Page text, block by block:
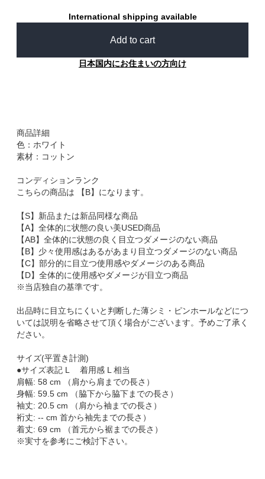
International shipping available
Add to cart
日本国内にお住まいの方向け
商品詳細
色：ホワイト
素材：コットン
コンディションランク
こちらの商品は 【B】になります。
【S】新品または新品同様な商品
【A】全体的に状態の良い美USED商品
【AB】全体的に状態の良く目立つダメージのない商品
【B】少々使用感はあるがあまり目立つダメージのない商品
【C】部分的に目立つ使用感やダメージのある商品
【D】全体的に使用感やダメージが目立つ商品
※当店独自の基準です。
出品時に目立ちにくいと判断した薄シミ・ピンホールなどにつ
いては説明を省略させて頂く場合がございます。予めご了承く
ださい。
サイズ(平置き計測)
●サイズ表記 L 着用感 L 相当
肩幅: 58 cm （肩から肩までの長さ）
身幅: 59.5 cm （脇下から脇下までの長さ）
袖丈: 20.5 cm （肩から袖までの長さ）
裄丈: -- cm 首から袖先までの長さ）
着丈: 69 cm （首元から裾までの長さ）
※実寸を参考にご検討下さい。